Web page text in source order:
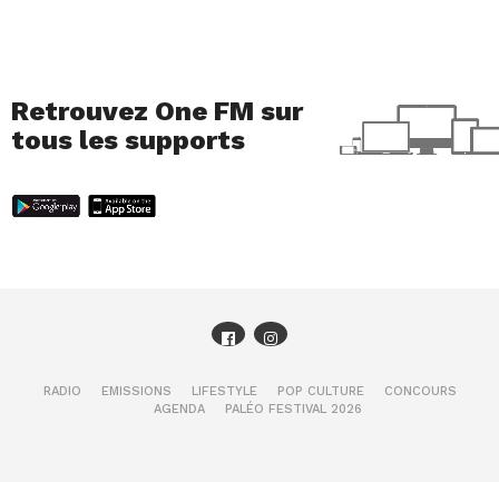
Retrouvez One FM sur
tous les supports
RADIO EMISSIONS LIFESTYLE POP CULTURE
CONCOURS
AGENDA
PALÉO FESTIVAL 2026